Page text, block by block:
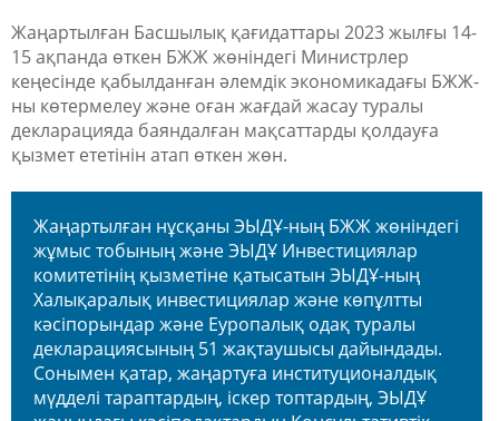
Жаңартылған Басшылық қағидаттары 2023 жылғы 14-
15 ақпанда өткен БЖЖ жөніндегі Министрлер
кеңесінде қабылданған әлемдік экономикадағы БЖЖ-
ны көтермелеу және оған жағдай жасау туралы
декларацияда баяндалған мақсаттарды қолдауға
қызмет ететінін атап өткен жөн.
Жаңартылған нұсқаны ЭЫДҰ-ның БЖЖ жөніндегі
жұмыс тобының және ЭЫДҰ Инвестициялар
комитетінің қызметіне қатысатын ЭЫДҰ-ның
Халықаралық инвестициялар және көпұлтты
кәсіпорындар және Еуропалық одақ туралы
декларациясының 51 жақтаушысы дайындады.
Сонымен қатар, жаңартуға институционалдық
мүдделі тараптардың, іскер топтардың, ЭЫДҰ